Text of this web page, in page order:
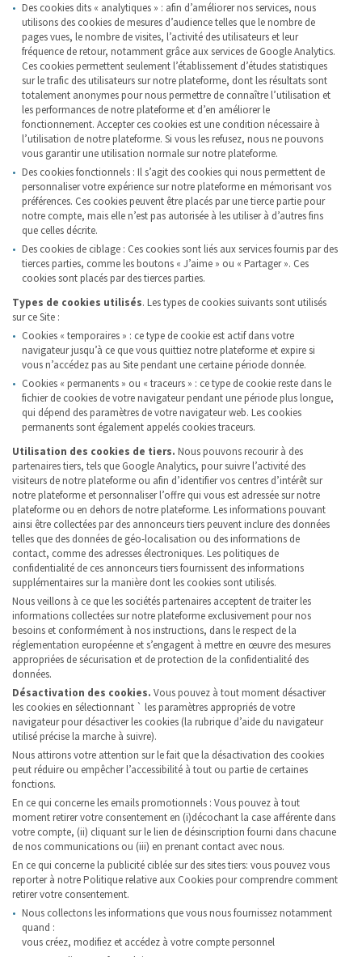
Des cookies dits « analytiques » : afin d’améliorer nos services, nous
utilisons des cookies de mesures d’audience telles que le nombre de
pages vues, le nombre de visites, l’activité des utilisateurs et leur
fréquence de retour, notamment grâce aux services de Google Analytics.
Ces cookies permettent seulement l’établissement d’études statistiques
sur le trafic des utilisateurs sur notre plateforme, dont les résultats sont
totalement anonymes pour nous permettre de connaître l’utilisation et
les performances de notre plateforme et d’en améliorer le
fonctionnement. Accepter ces cookies est une condition nécessaire à
l’utilisation de notre plateforme. Si vous les refusez, nous ne pouvons
vous garantir une utilisation normale sur notre plateforme.
Des cookies fonctionnels : Il s’agit des cookies qui nous permettent de
personnaliser votre expérience sur notre plateforme en mémorisant vos
préférences. Ces cookies peuvent être placés par une tierce partie pour
notre compte, mais elle n’est pas autorisée à les utiliser à d’autres fins
que celles décrite.
Des cookies de ciblage : Ces cookies sont liés aux services fournis par des
tierces parties, comme les boutons « J’aime » ou « Partager ». Ces
cookies sont placés par des tierces parties.
Types de cookies utilisés. Les types de cookies suivants sont utilisés
sur ce Site :
Cookies « temporaires » : ce type de cookie est actif dans votre
navigateur jusqu’à ce que vous quittiez notre plateforme et expire si
vous n’accédez pas au Site pendant une certaine période donnée.
Cookies « permanents » ou « traceurs » : ce type de cookie reste dans le
fichier de cookies de votre navigateur pendant une période plus longue,
qui dépend des paramètres de votre navigateur web. Les cookies
permanents sont également appelés cookies traceurs.
Utilisation des cookies de tiers. Nous pouvons recourir à des
partenaires tiers, tels que Google Analytics, pour suivre l’activité des
visiteurs de notre plateforme ou afin d’identifier vos centres d’intérêt sur
notre plateforme et personnaliser l’offre qui vous est adressée sur notre
plateforme ou en dehors de notre plateforme. Les informations pouvant
ainsi être collectées par des annonceurs tiers peuvent inclure des données
telles que des données de géo-localisation ou des informations de
contact, comme des adresses électroniques. Les politiques de
confidentialité de ces annonceurs tiers fournissent des informations
supplémentaires sur la manière dont les cookies sont utilisés.
Nous veillons à ce que les sociétés partenaires acceptent de traiter les
informations collectées sur notre plateforme exclusivement pour nos
besoins et conformément à nos instructions, dans le respect de la
réglementation européenne et s’engagent à mettre en œuvre des mesures
appropriées de sécurisation et de protection de la confidentialité des
données.
Désactivation des cookies. Vous pouvez à tout moment désactiver
les cookies en sélectionnant ` les paramètres appropriés de votre
navigateur pour désactiver les cookies (la rubrique d’aide du navigateur
utilisé précise la marche à suivre).
Nous attirons votre attention sur le fait que la désactivation des cookies
peut réduire ou empêcher l’accessibilité à tout ou partie de certaines
fonctions.
En ce qui concerne les emails promotionnels : Vous pouvez à tout
moment retirer votre consentement en (i)décochant la case afférente dans
votre compte, (ii) cliquant sur le lien de désinscription fourni dans chacune
de nos communications ou (iii) en prenant contact avec nous.
En ce qui concerne la publicité ciblée sur des sites tiers: vous pouvez vous
reporter à notre Politique relative aux Cookies pour comprendre comment
retirer votre consentement.
Nous collectons les informations que vous nous fournissez notamment
quand :
vous créez, modifiez et accédez à votre compte personnel